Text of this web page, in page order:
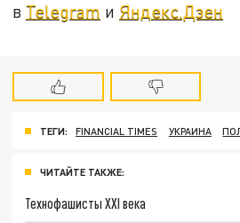
в Telegram и Яндекс.Дзен
ТЕГИ: FINANCIAL TIMES УКРАИНА
ЧИТАЙТЕ ТАКЖЕ:
Технофашисты XXI века